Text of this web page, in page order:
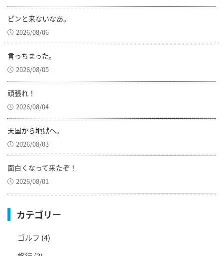
ピンと来ないなあ。
2026/08/06
言っちまった。
2026/08/05
頑張れ！
2026/08/04
天国から地獄へ。
2026/08/03
面白くなって来たぞ！
2026/08/01
カテゴリー
ゴルフ (4)